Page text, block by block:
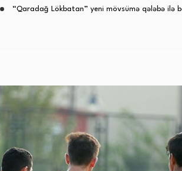
“Qaradağ Lökbatan” yeni mövsümə qələbə ilə